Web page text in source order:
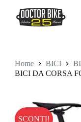
al
contenuto
Home BICI
BICI DA CORSA
SCONTI!